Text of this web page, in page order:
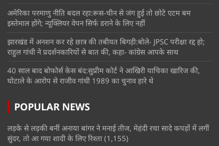
अमेरिका परमाणु नीति बदल रहा:रूस-चीन से जंग हुई तो छोटे एटम बम
इस्तेमाल होंगे; न्यूक्लियर वेपन सिर्फ डराने के लिए नहीं
झारखंड में अनशन कर रहे छात्र की तबीयत बिगड़ी:बोले- JPSC परीक्षा रद्द हो;
राहुल गांधी ने प्रदर्शनकारियों से बात की, कहा- कांग्रेस आपके साथ
40 साल बाद बोफोर्स केस बंद:सुप्रीम कोर्ट ने आखिरी याचिका खारिज की,
घोटाले के आरोप से राजीव गांधी 1989 का चुनाव हारे थे
POPULAR NEWS
लड़के से लड़की बनीं अनाया बांगर ने मनाई तीज, मेहंदी रचा सादे कपड़ों में लगीं
सुंदर, तो आ गया शादी के लिए रिश्ता (1,155)